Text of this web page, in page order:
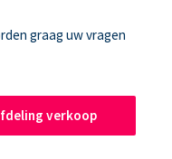
graag uw vragen
verkoop